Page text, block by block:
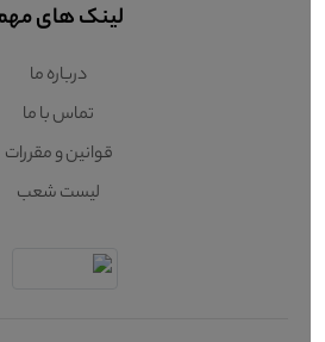
لینک های مهم
درباره ما
تماس با ما
قوانین و مقررات
لیست شعب